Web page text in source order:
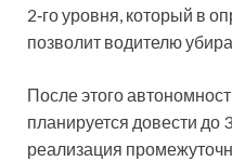
2‑го уровня, который в
позволит водителю
После этого
планируется довести до
реализация